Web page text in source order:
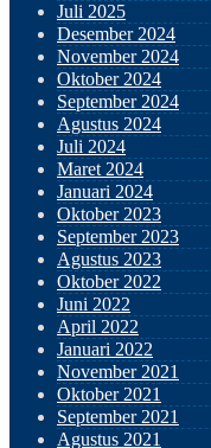
Juli 2025
Desember 2024
November 2024
Oktober 2024
September 2024
Agustus 2024
Juli 2024
Maret 2024
Januari 2024
Oktober 2023
September 2023
Agustus 2023
Oktober 2022
Juni 2022
April 2022
Januari 2022
November 2021
Oktober 2021
September 2021
Agustus 2021